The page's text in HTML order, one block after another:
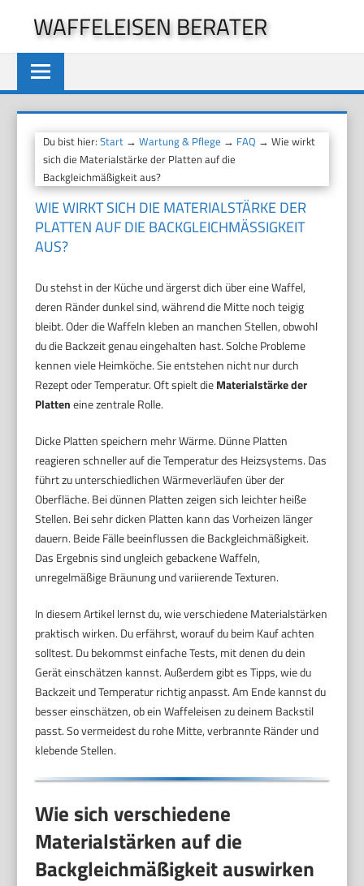
springen
WAFFELEISEN BERATER
Du bist hier:Start →Wartung & Pflege → FAQ → Wie wirkt
sich die Materialstärke der Platten auf die
Backgleichmäßigkeit aus?
WIE WIRKT SICH DIE MATERIALSTÄRKE DER
PLATTEN AUF DIE BACKGLEICHMÄSSIGKEIT A
US?
Du stehst in der Küche und ärgerst dich über eine Waffel,
deren Ränder dunkel sind, während die Mitte noch teigig
bleibt. Oder die Waffeln kleben an manchen Stellen, obwohl
du die Backzeit genau eingehalten hast. Solche Probleme
kennen viele Heimköche. Sie entstehen nicht nur durch
Rezept oder Temperatur. Oft spielt dieMaterialstärke der
Platteneine zentrale Rolle.
Dicke Platten speichern mehr Wärme. Dünne Platten
reagieren schneller auf die Temperatur des Heizsystems. Das
führt zu unterschiedlichen Wärmeverläufen über der
Oberfläche. Bei dünnen Platten zeigen sich leichter heiße
Stellen. Bei sehr dicken Platten kann das Vorheizen länger
dauern. Beide Fälle beeinflussen die Backgleichmäßigkeit.
Das Ergebnis sind ungleich gebackene Waffeln,
unregelmäßige Bräunung und variierende Texturen.
In diesem Artikel lernst du, wie verschiedene Materialstärken
praktisch wirken. Du erfährst, worauf du beim Kauf achten
solltest. Du bekommst einfache Tests, mit denen du dein
Gerät einschätzen kannst. Außerdem gibt es Tipps, wie du
Backzeit und Temperatur richtig anpasst. Am Ende kannst du
besser einschätzen, ob ein Waffeleisen zu deinem Backstil
passt. So vermeidest du rohe Mitte, verbrannte Ränder und
klebende Stellen.
Wie sich verschiedene
Materialstärken auf die
Backgleichmäßigkeit auswirken